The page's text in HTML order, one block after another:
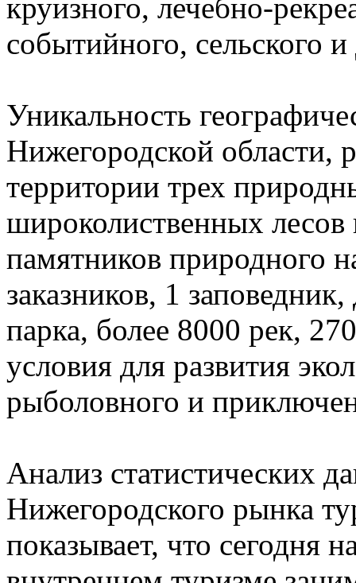
круизного, лечебно-
событийного, сельского
Уникальность
Нижегородской области,
территории трех
широколиственных лесов
памятников природного
заказников, 1
парка, более 8000 рек,
условия для развития
рыболовного и
Анализ статистических
Нижегородского рынка
показывает, что сегодня